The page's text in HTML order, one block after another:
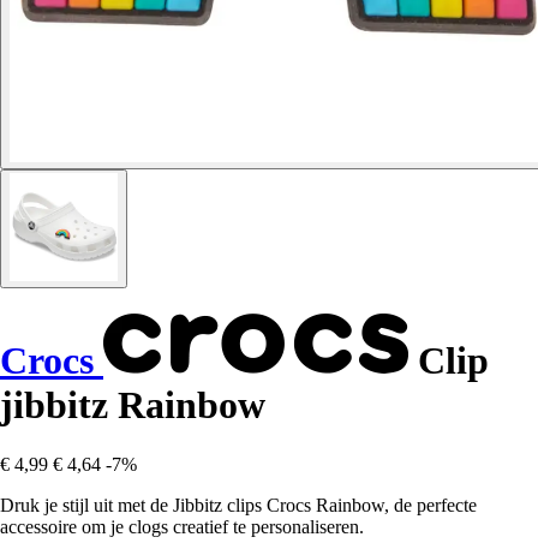
Crocs
Clip
jibbitz Rainbow
€ 4,99 € 4,64 -7%
Druk je stijl uit met de Jibbitz clips Crocs Rainbow, de perfecte
accessoire om je clogs creatief te personaliseren.